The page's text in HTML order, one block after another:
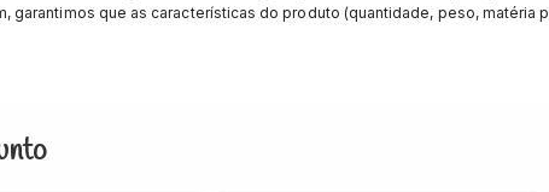
garantimos que as características do produto (quantidade, peso, matéria